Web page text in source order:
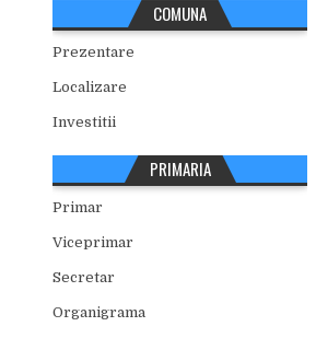
COMUNA
Prezentare
Localizare
Investitii
PRIMARIA
Primar
Viceprimar
Secretar
Organigrama